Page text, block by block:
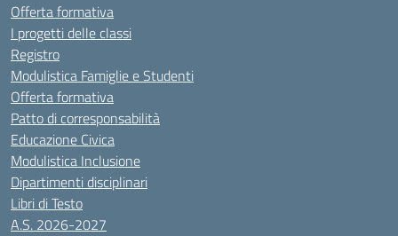
Offerta formativa
I progetti delle classi
Registro
Modulistica Famiglie e Studenti
Offerta formativa
Patto di corresponsabilità
Educazione Civica
Modulistica Inclusione
Dipartimenti disciplinari
Libri di Testo
A.S. 2026-2027